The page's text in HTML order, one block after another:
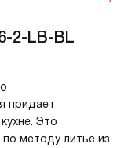
2-LB-BL
придает
Это
методу литье из